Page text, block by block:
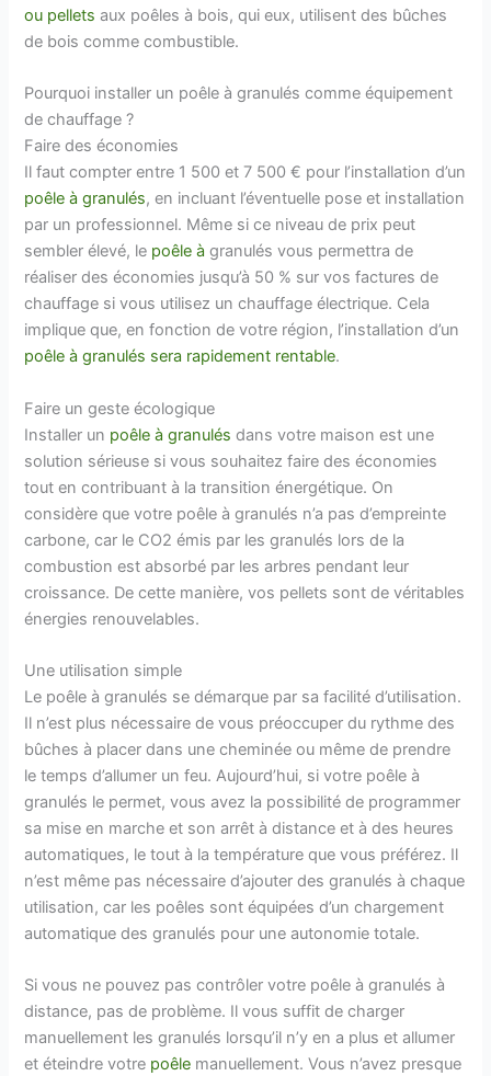
ou pellets aux poêles à bois, qui eux, utilisent des bûches
de bois comme combustible.
Pourquoi installer un poêle à granulés comme équipement
de chauffage ?
Faire des économies
Il faut compter entre 1 500 et 7 500 € pour l’installation d’un
poêle à granulés, en incluant l’éventuelle pose et installation
par un professionnel. Même si ce niveau de prix peut
sembler élevé, le poêle à granulés vous permettra de
réaliser des économies jusqu’à 50 % sur vos factures de
chauffage si vous utilisez un chauffage électrique. Cela
implique que, en fonction de votre région, l’installation d’un
poêle à granulés sera rapidement rentable.
Faire un geste écologique
Installer un poêle à granulés dans votre maison est une
solution sérieuse si vous souhaitez faire des économies
tout en contribuant à la transition énergétique. On
considère que votre poêle à granulés n’a pas d’empreinte
carbone, car le CO2 émis par les granulés lors de la
combustion est absorbé par les arbres pendant leur
croissance. De cette manière, vos pellets sont de véritables
énergies renouvelables.
Une utilisation simple
Le poêle à granulés se démarque par sa facilité d’utilisation.
Il n’est plus nécessaire de vous préoccuper du rythme des
bûches à placer dans une cheminée ou même de prendre
le temps d’allumer un feu. Aujourd’hui, si votre poêle à
granulés le permet, vous avez la possibilité de programmer
sa mise en marche et son arrêt à distance et à des heures
automatiques, le tout à la température que vous préférez. Il
n’est même pas nécessaire d’ajouter des granulés à chaque
utilisation, car les poêles sont équipées d’un chargement
automatique des granulés pour une autonomie totale.
Si vous ne pouvez pas contrôler votre poêle à granulés à
distance, pas de problème. Il vous suffit de charger
manuellement les granulés lorsqu’il n’y en a plus et allumer
et éteindre votre poêle manuellement. Vous n’avez presque